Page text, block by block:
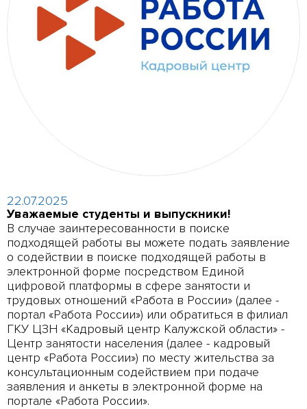
22.07.2025
Уважаемые студенты и выпускники!
В случае заинтересованности в поиске
подходящей работы вы можете подать заявление
о содействии в поиске подходящей работы в
электронной форме посредством Единой
цифровой платформы в сфере занятости и
трудовых отношений «Работа в России» (далее -
портал «Работа России») или обратиться в филиал
ГКУ ЦЗН «Кадровый центр Калужской области» -
Центр занятости населения (далее - кадровый
центр «Работа России») по месту жительства за
консультационным содействием при подаче
заявления и анкеты в электронной форме на
портале «Работа России».